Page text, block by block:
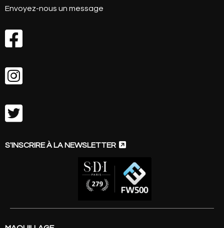
Envoyez-nous un message



S'INSCRIRE À LA NEWSLETTER 